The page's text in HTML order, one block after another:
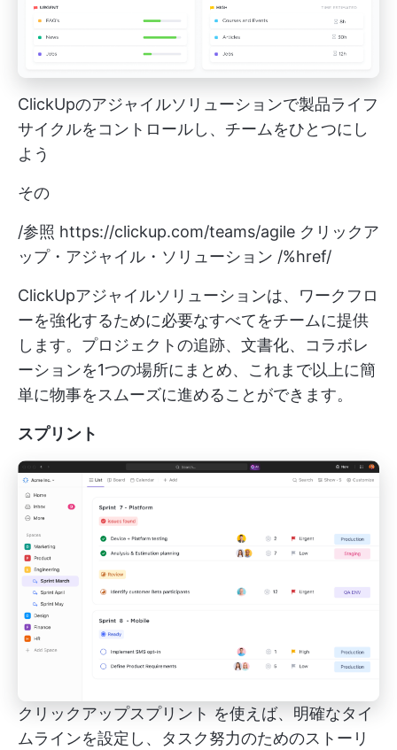
ClickUpのアジャイルソリューションで製品ライフ
サイクルをコントロールし、チームをひとつにし
よう
その
/参照 https://clickup.com/teams/agile クリックア
ップ・アジャイル・ソリューション /%href/
ClickUpアジャイルソリューションは、ワークフロ
ーを強化するために必要なすべてをチームに提供
します。プロジェクトの追跡、文書化、コラボレ
ーションを1つの場所にまとめ、これまで以上に簡
単に物事をスムーズに進めることができます。
スプリント
クリックアップスプリント を使えば、明確なタイ
ムラインを設定し、タスク努力のためのストーリ